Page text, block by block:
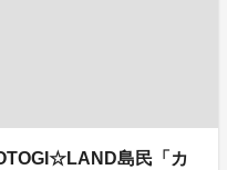
島民「カ